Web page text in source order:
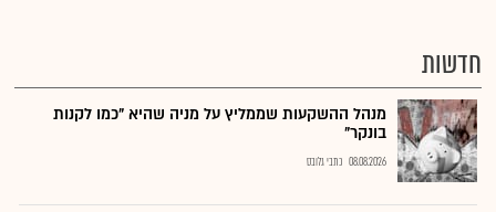
חדשות
מנהל ההשקעות שממליץ על מניה שהיא "כמו לקנות
בונקר"
08.08.2026 כתבי גלובס